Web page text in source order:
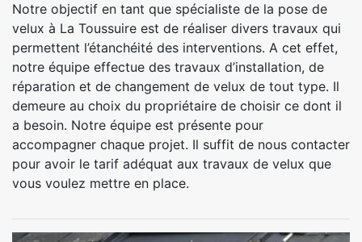
Notre objectif en tant que spécialiste de la pose de
velux à La Toussuire est de réaliser divers travaux qui
permettent l’étanchéité des interventions. A cet effet,
notre équipe effectue des travaux d’installation, de
réparation et de changement de velux de tout type. Il
demeure au choix du propriétaire de choisir ce dont il
a besoin. Notre équipe est présente pour
accompagner chaque projet. Il suffit de nous contacter
pour avoir le tarif adéquat aux travaux de velux que
vous voulez mettre en place.